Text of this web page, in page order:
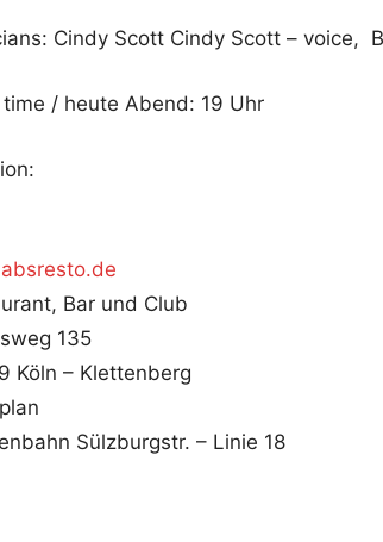
Cindy Scott Cindy Scott – voice,
time / heute Abend: 19 Uhr
Bar und Club
135
Köln – Klettenberg
Sülzburgstr. – Linie 18